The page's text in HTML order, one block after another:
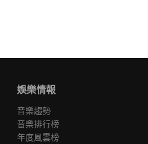
娛樂情報
音樂趨勢
音樂排行榜
年度風雲榜